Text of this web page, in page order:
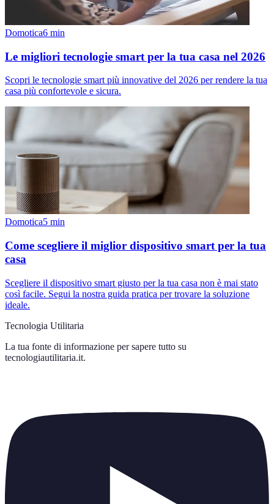
Domotica6 min
Le migliori tecnologie smart per la tua casa nel 2026
Scopri le tecnologie smart più innovative del 2026 per rendere la tua
casa più confortevole e sicura.
Domotica5 min
Come scegliere il miglior dispositivo smart per la tua
casa
Scegliere il dispositivo smart giusto per la tua casa non è mai stato
così facile. Segui la nostra guida pratica per trovare la soluzione
ideale.
Tecnologia Utilitaria
La tua fonte di informazione per sapere tutto su
tecnologiautilitaria.it.